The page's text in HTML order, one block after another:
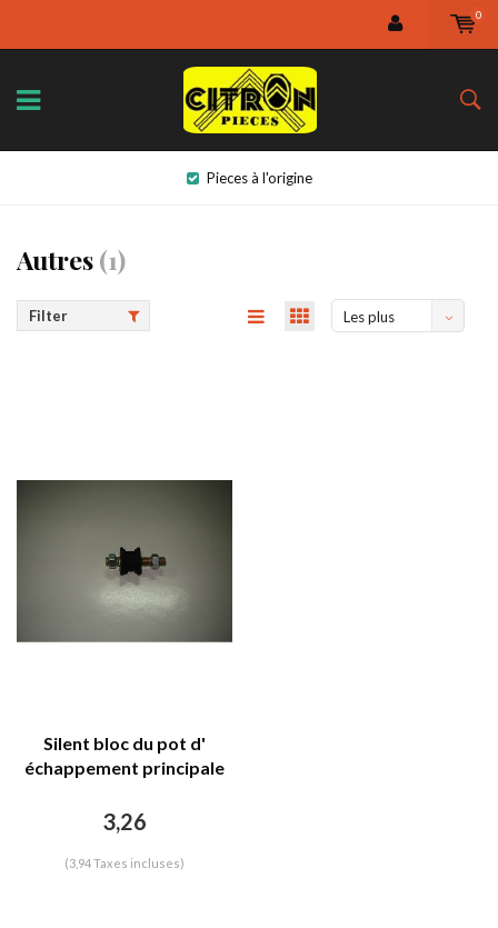
0
Pieces à l'origine
Autres(1)
Filter
Les plus
Silent bloc du pot d'
échappement principale
3,26
(3,94 Taxes incluses)